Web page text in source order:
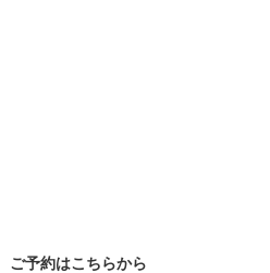
ご予約はこちらから